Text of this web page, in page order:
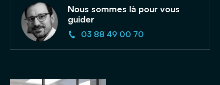
Nous sommes là pour vous
guider
03 88 49 00 70